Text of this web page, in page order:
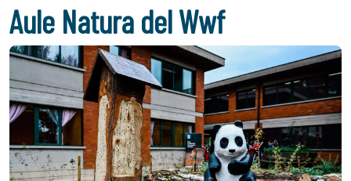
Aule Natura del Wwf